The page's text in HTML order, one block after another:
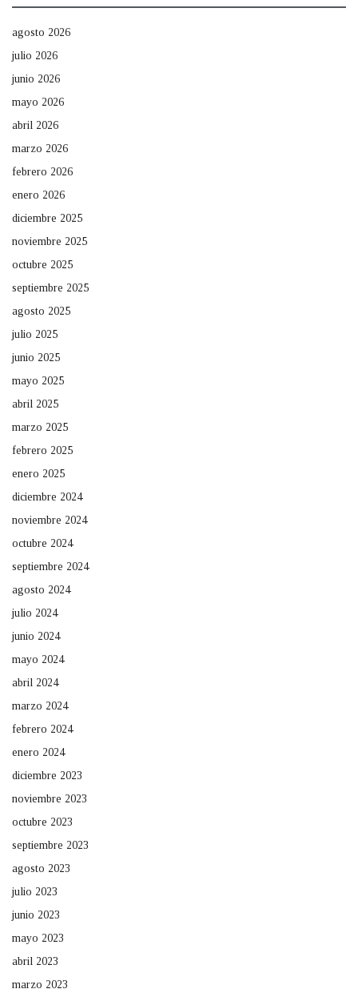
agosto 2026
julio 2026
junio 2026
mayo 2026
abril 2026
marzo 2026
febrero 2026
enero 2026
diciembre 2025
noviembre 2025
octubre 2025
septiembre 2025
agosto 2025
julio 2025
junio 2025
mayo 2025
abril 2025
marzo 2025
febrero 2025
enero 2025
diciembre 2024
noviembre 2024
octubre 2024
septiembre 2024
agosto 2024
julio 2024
junio 2024
mayo 2024
abril 2024
marzo 2024
febrero 2024
enero 2024
diciembre 2023
noviembre 2023
octubre 2023
septiembre 2023
agosto 2023
julio 2023
junio 2023
mayo 2023
abril 2023
marzo 2023